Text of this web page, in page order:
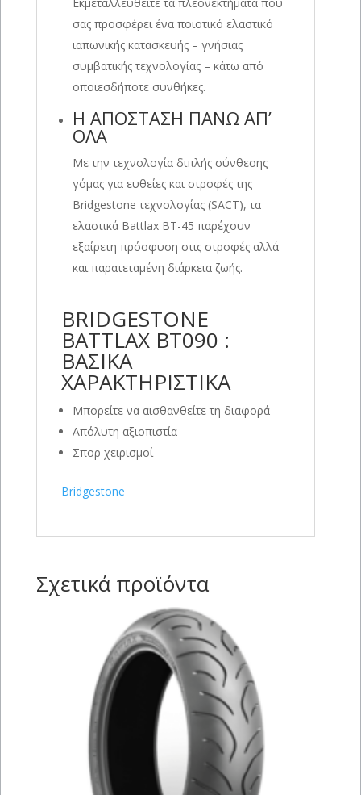
σας προσφέρει ένα ποιοτικό ελαστικό
ιαπωνικής κατασκευής – γνήσιας
συμβατικής τεχνολογίας – κάτω από
οποιεσδήποτε συνθήκες.
Η ΑΠΟΣΤΑΣΗ ΠΑΝΩ ΑΠ’
ΟΛΑ
Με την τεχνολογία διπλής σύνθεσης
γόμας για ευθείες και στροφές της
Bridgestone τεχνολογίας (SACT), τα
ελαστικά Battlax BT-45 παρέχουν
εξαίρετη πρόσφυση στις στροφές αλλά
και παρατεταμένη διάρκεια ζωής.
BRIDGESTONE
BATTLAX BT090 :
ΒΑΣΙΚΑ
ΧΑΡΑΚΤΗΡΙΣΤΙΚΑ
Μπορείτε να αισθανθείτε τη διαφορά
Απόλυτη αξιοπιστία
Σπορ χειρισμοί
Bridgestone
Σχετικά προϊόντα